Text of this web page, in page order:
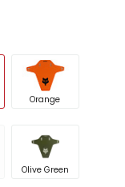
Orange
Olive Green